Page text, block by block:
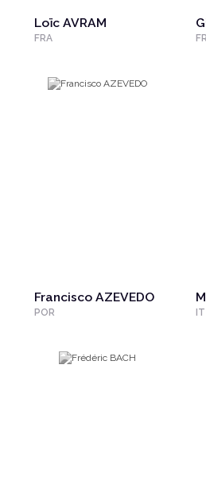
Loïc AVRAM
FRA
Francisco AZEVEDO
POR IT